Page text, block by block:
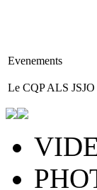
Evenements
Le CQP ALS JSJO